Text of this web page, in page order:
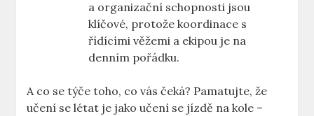
a organizační schopnosti jsou
klíčové, protože koordinace s​
řídícími věžemi a ekipou je na
denním pořádku.
A co se týče toho, co ⁤vás čeká? Pamatujte, že⁤
učení ⁤se létat je jako učení se jízdě na kole –